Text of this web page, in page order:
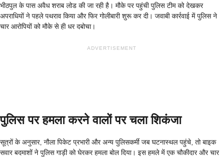
भीठपुल के पास अवैध शराब लोड की जा रही है। मौके पर पहुंची पुलिस टीम को देखकर
अपराधियों ने पहले पथराव किया और फिर गोलीबारी शुरू कर दी। जवाबी कार्रवाई में पुलिस ने
चार आरोपियों को मौके से ही धर दबोचा।
ADVERTISEMENT
पुलिस पर हमला करने वालों पर चला शिकंजा
सूत्रों के अनुसार, नौला पिकेट प्रभारी और अन्य पुलिसकर्मी जब घटनास्थल पहुंचे, तो बाइक
सवार बदमाशों ने पुलिस गाड़ी को घेरकर हमला बोल दिया। इस हमले में एक चौकीदार और चार